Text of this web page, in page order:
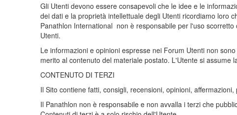
Gli Utenti devono essere consapevoli che le idee e le
dei dati e la proprietà intellettuale degli Utenti ricordiamo loro
Panathlon International non è responsabile per l'uso
Utenti.
Le informazioni e opinioni espresse nei Forum Utenti non
merito al contenuto del materiale postato. L'Utente si
CONTENUTO DI TERZI
Il Sito contiene fatti, consigli, recensioni, opinioni,
Il Panathlon non è responsabile e non avvalla i terzi che